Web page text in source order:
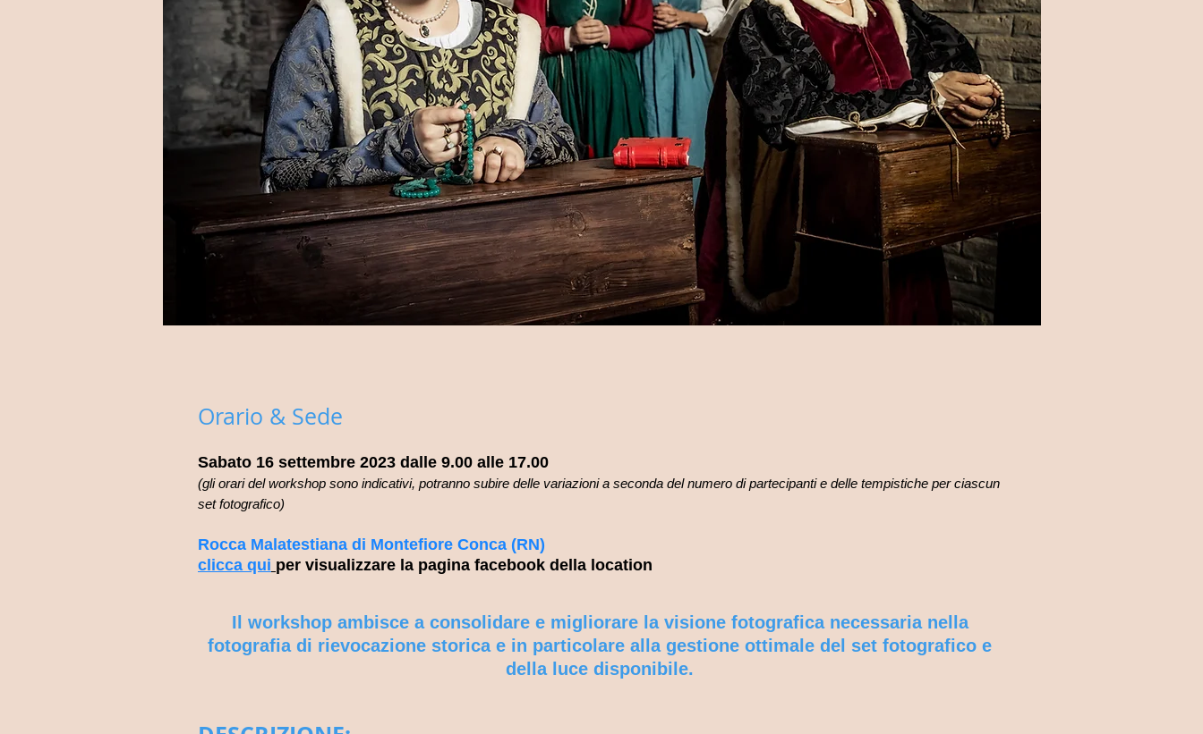
Orario & Sede
Sabato 16 settembre 2023 dalle 9.00 alle 17.00
(gli orari del workshop sono indicativi, potranno subire delle variazioni a seconda del numero di partecipanti e delle tempistiche per ciascun
set fotografico)
Rocca Malatestiana di Montefiore Conca (RN)
clicca qui per visualizzare la pagina facebook della location
Il workshop ambisce a consolidare e migliorare la visione fotografica necessaria nella
fotografia di rievocazione storica e in particolare alla gestione ottimale del set fotografico e
della luce disponibile.